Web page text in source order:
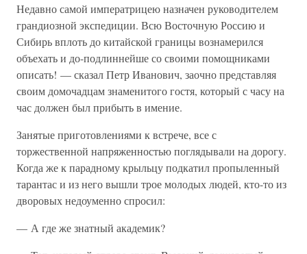
Недавно самой императрицею назначен руководителем
грандиозной экспедиции. Всю Восточную Россию и
Сибирь вплоть до китайской границы вознамерился
объехать и до-подлиннейше со своими помощниками
описать! — сказал Петр Иванович, заочно представляя
своим домочадцам знаменитого гостя, который с часу на
час должен был прибыть в имение.
Занятые приготовлениями к встрече, все с
торжественной напряженностью поглядывали на дорогу.
Когда же к парадному крыльцу подкатил пропыленный
тарантас и из него вышли трое молодых людей, кто-то из
дворовых недоуменно спросил:
— А где же знатный академик?